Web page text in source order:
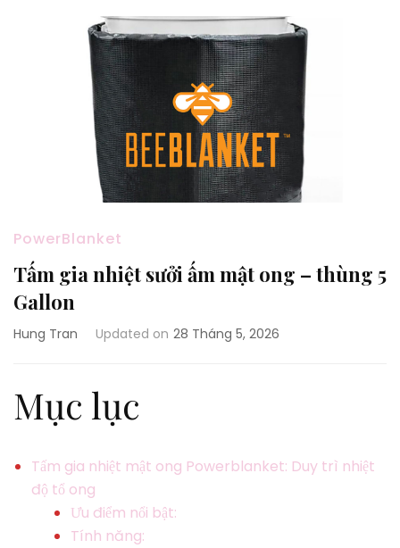
PowerBlanket
Tấm gia nhiệt sưởi ấm mật ong – thùng 5
Gallon
Hung Tran Updated on 28 Tháng 5, 2026
Mục lục
Tấm gia nhiệt mật ong Powerblanket: Duy trì nhiệt
độ tổ ong
Ưu điểm nổi bật:
Tính năng: